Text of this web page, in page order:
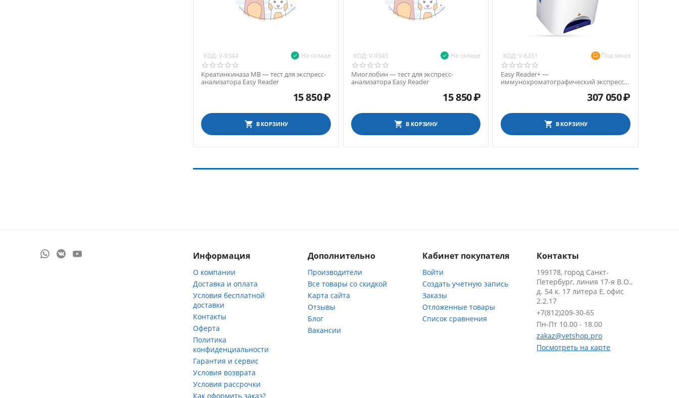
КОД: V-9344 На складе
Креатинкиназа МВ — тест для экспресс-
анализатора Easy Reader
15 850₽
В КОРЗИНУ
КОД: V-9345 На складе
Миоглобин — тест для экспресс-
анализатора Easy Reader
15 850₽
В КОРЗИНУ
КОД: V-6351 Под заказ
Easy Reader+ —
иммунохроматографический экспресс-
307 050₽
В КОРЗИНУ
Информация
О компании
Доставка и оплата
Условия бесплатной
доставки
Контакты
Оферта
Политика
конфиденциальности
Гарантия и сервис
Условия возврата
Условия рассрочки
Как оформить заказ?
Дополнительно
Производители
Все товары со скидкой
Карта сайта
Отзывы
Блог
Вакансии
Кабинет покупателя
Войти
Создать учетную запись
Заказы
Отложенные товары
Список сравнения
Контакты
199178, город Санкт-
Петербург, линия 17-я В.О.,
д. 54 к. 17 литера Е, офис
2.2.17
+7(812)209-30-65
Пн-Пт 10.00 - 18.00
zakaz@vetshop.pro
Посмотреть на карте